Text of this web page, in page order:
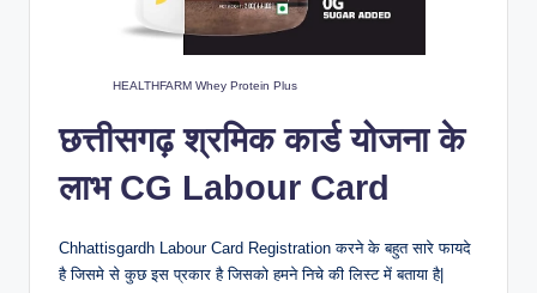
HEALTHFARM Whey Protein Plus
छत्तीसगढ़ श्रमिक कार्ड योजना के
लाभ CG Labour Card
Chhattisgardh Labour Card Registration करने के बहुत सारे फायदे
है जिसमे से कुछ इस प्रकार है जिसको हमने निचे की लिस्ट में बताया है|